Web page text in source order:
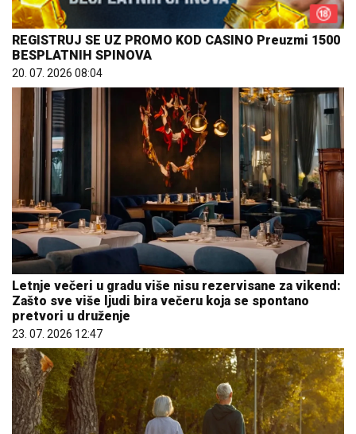
REGISTRUJ SE UZ PROMO KOD CASINO Preuzmi 1500
BESPLATNIH SPINOVA
20. 07. 2026 08:04
Letnje večeri u gradu više nisu rezervisane za vikend:
Zašto sve više ljudi bira večeru koja se spontano
pretvori u druženje
23. 07. 2026 12:47